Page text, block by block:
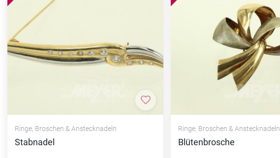
Zur Merkliste hinzufügen
Ringe, Broschen & Anstecknadeln
Stabnadel
Ringe, Broschen & Anstecknadeln
Blütenbrosche